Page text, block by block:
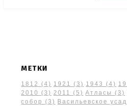
МЕТКИ
1812 (4) 1921 (3) 1943 (4)
2010
(3) 2011 (5) Атласы (3)
собор
(3) Васильевское